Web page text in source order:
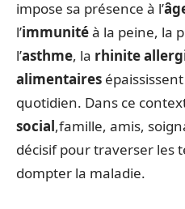
impose sa présence à l’
l’immunitéà la peine, la
l’asthme, la rhinite
alimentaires
quotidien. Dans ce
social,famille, amis,
décisif pour traverser les
dompter la maladie.